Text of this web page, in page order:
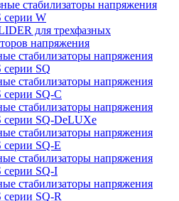
стабилизаторы напряжения
серии W
для трехфазных
напряжения
стабилизаторы напряжения
SQ
стабилизаторы напряжения
SQ-C
стабилизаторы напряжения
серии SQ-DeLUXe
стабилизаторы напряжения
SQ-E
стабилизаторы напряжения
серии SQ-I
стабилизаторы напряжения
SQ-R